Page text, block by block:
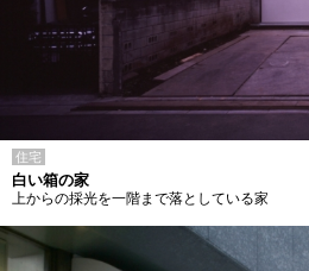
住宅
白い箱の家
上からの採光を一階まで落としている家